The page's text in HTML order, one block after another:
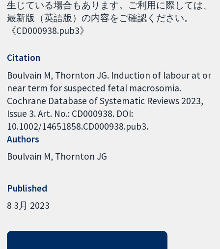
生じている場合もあります。ご利用に際しては、
最新版（英語版）の内容をご確認ください。
《CD000938.pub3》
Citation
Boulvain M, Thornton JG. Induction of labour at or
near term for suspected fetal macrosomia.
Cochrane Database of Systematic Reviews 2023,
Issue 3. Art. No.: CD000938. DOI:
10.1002/14651858.CD000938.pub3.
Authors
Boulvain M Thornton JG
Published
8 3月 2023